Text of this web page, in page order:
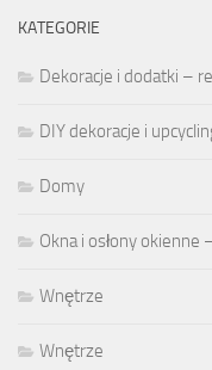
KATEGORIE
Dekoracje i dodatki –
DIY dekoracje i
Domy
Okna i osłony
Wnętrze
Wnętrze